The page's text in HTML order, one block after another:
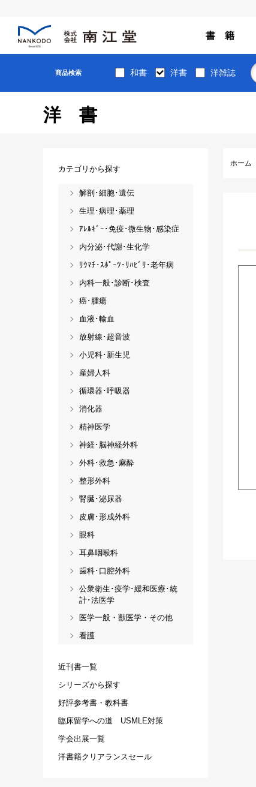
書 籍
商品検索 和書 洋書 洋雑誌
洋書
ホーム
カテゴリから探す
解剖･細胞･遺伝
生理･病理･薬理
ｱﾚﾙｷﾞｰ･免疫･微生物･感染症
内分泌･代謝･生化学
ﾘｳﾏﾁ･ｽﾎﾟｰﾂ･ﾘﾊﾋﾞﾘ･老年病
内科一般･診断･検査
癌･腫瘍
血液･輸血
放射線･超音波
小児科･新生児
産婦人科
循環器･呼吸器
消化器
精神医学
神経･脳神経外科
外科･救急･麻酔
整形外科
腎臓･泌尿器
皮膚･形成外科
眼科
耳鼻咽喉科
歯科･口腔外科
公衆衛生･疫学･緩和医療･統
計･法医学
医学一般・獣医学・その他
看護
近刊書一覧
シリーズから探す
好評参考書・教科書
臨床留学への道 USMLE対策
学会出展一覧
洋書籍クリアランスセール